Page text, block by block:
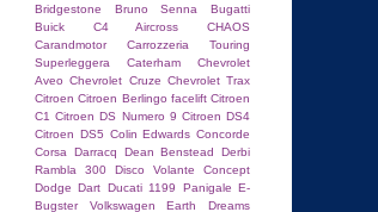
Bridgestone
Bruno Senna
Bugatti
Buick
C4 Aircross
CHAOS
Carandmotor
Carrozzeria Touring
Superleggera
Caterham
Chevrolet
Aveo Chevrolet Cruze Chevrolet Trax
Citroen Citroen Berlingo facelift Citroen
C1 Citroen DS Numero 9 Citroen DS4
Citroen DS5 Colin Edwards Concorde
Corsa
Darracq Dean Benstead
Derbi
Rambla 300
Disco Volante Concept
Dodge Dart Ducati 1199 Panigale E-
Bugster Volkswagen
Earth Dreams